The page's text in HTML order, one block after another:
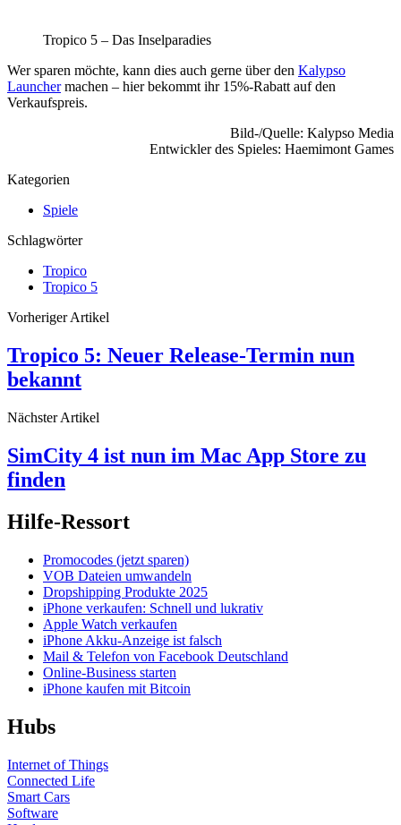
Tropico 5 – Das Inselparadies
Wer sparen möchte, kann dies auch gerne über den Kalypso
Launchermachen – hier bekommt ihr 15%-Rabatt auf den
Verkaufspreis.
Bild-/Quelle: Kalypso Media
Entwickler des Spieles: Haemimont Games
Kategorien
Spiele
Schlagwörter
Tropico
Tropico 5
Vorheriger Artikel
Tropico 5: Neuer Release-Termin nun
bekannt
Nächster Artikel
SimCity 4 ist nun im Mac App Store zu
finden
Hilfe-Ressort
Promocodes (jetzt sparen)
VOB Dateien umwandeln
Dropshipping Produkte 2025
iPhone verkaufen: Schnell und lukrativ
Apple Watch verkaufen
iPhone Akku-Anzeige ist falsch
Mail & Telefon von Facebook Deutschland
Online-Business starten
iPhone kaufen mit Bitcoin
Hubs
Internet of Things
Connected Life
Smart Cars
Software